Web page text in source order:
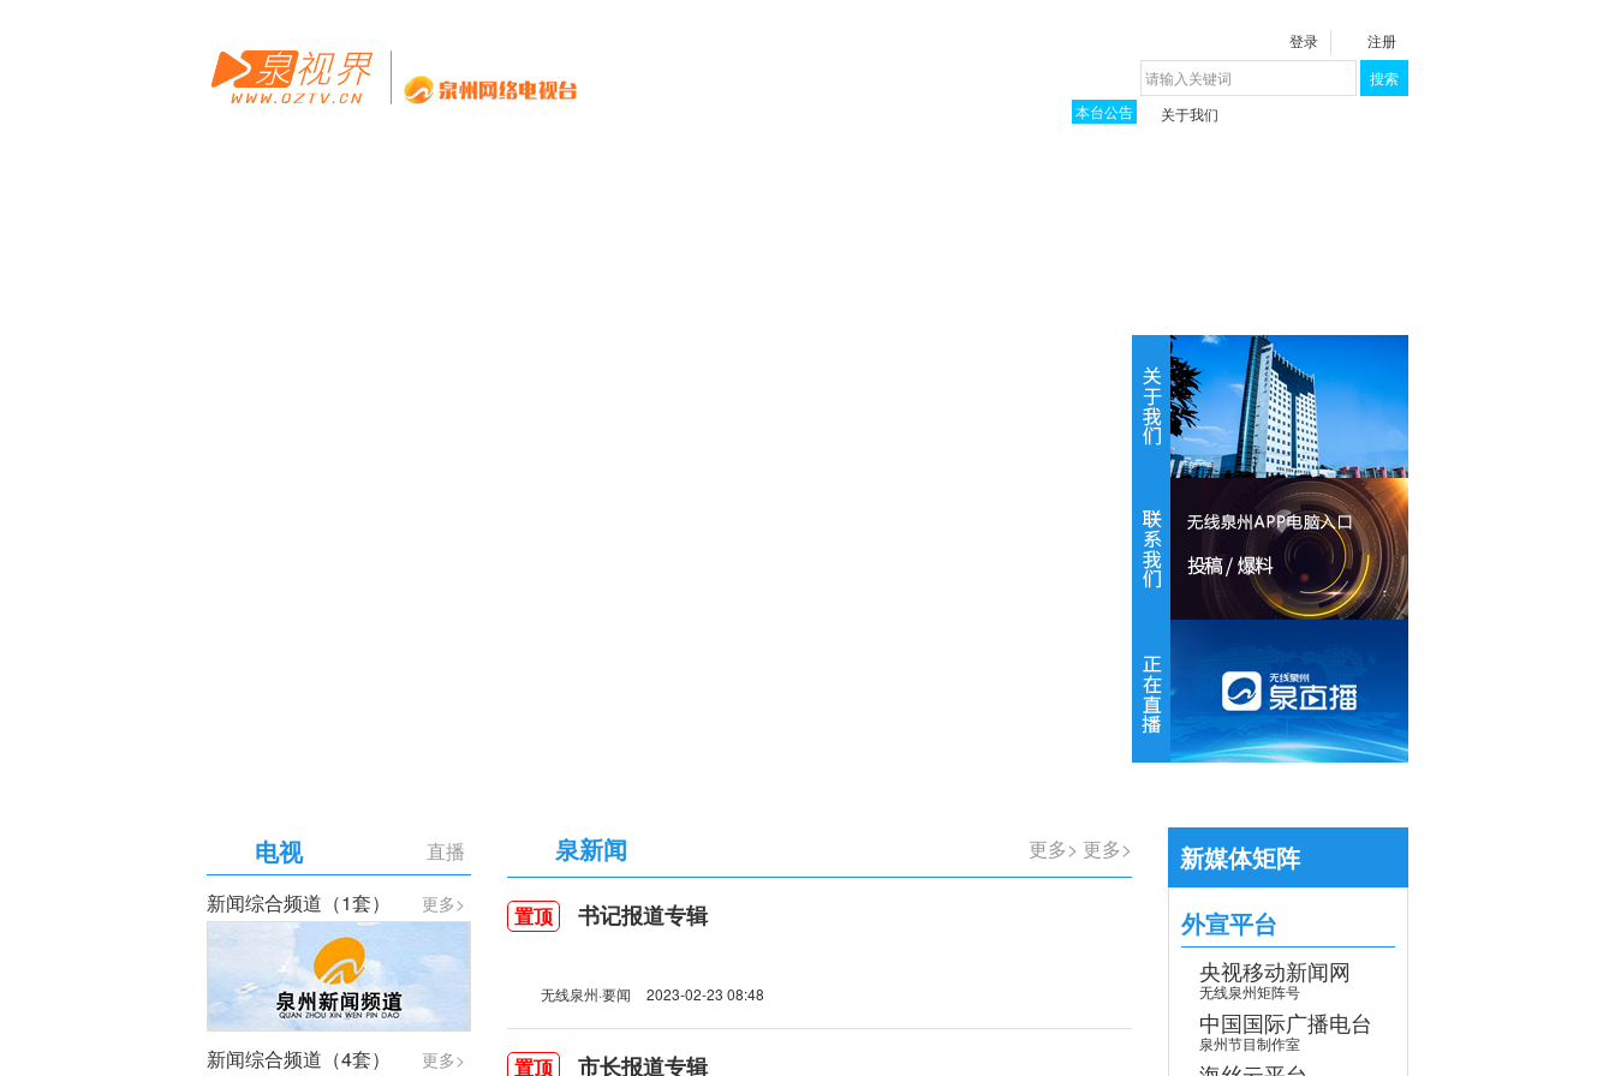
登录
注册
搜索
本台公告
关于我们
【专题】学习贯彻党的二十届四中全会
直播
电视
更多>
新闻综合频道（1套）
更多>
新闻综合频道（4套）
更多> 更多>
泉新闻
置顶 书记报道专辑
无线泉州·要闻 2023-02-23 08:48
置顶 市长报道专辑
新媒体矩阵
外宣平台
央视移动新闻网
无线泉州矩阵号
中国国际广播电台
泉州节目制作室